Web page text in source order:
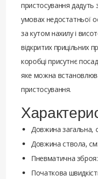
пристосування дадуть
умовах недостатньої
за кутом нахилу і
відкритих прицільних
коробці присутнє
яке можна
пристосування.
Довжина загальна,
Довжина ствола,
Пневматична
Початкова